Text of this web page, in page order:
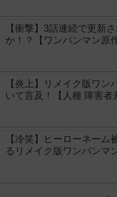
【衝撃】3話連続で更新
か！？【ワンパンマン原
【炎上】リメイク版ワ
いて言及！【人種 障害者
【冷笑】ヒーローネー
るリメイク版ワンパンマ